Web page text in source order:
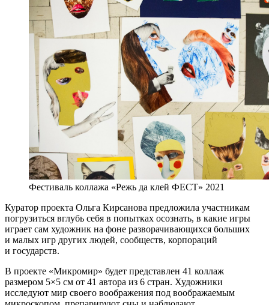
Фестиваль коллажа «Режь да клей ФЕСТ» 2021
Куратор проекта Ольга Кирсанова предложила участникам
погрузиться вглубь себя в попытках осознать, в какие игры
играет сам художник на фоне разворачивающихся больших
и малых игр других людей, сообществ, корпораций
и государств.
В проекте «Микромир» будет представлен 41 коллаж
размером 5×5 см от 41 автора из 6 стран. Художники
исследуют мир своего воображения под воображаемым